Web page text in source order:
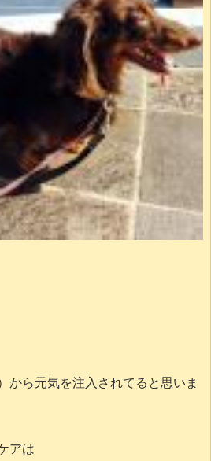
ら元気を注入されてると思いま
アは